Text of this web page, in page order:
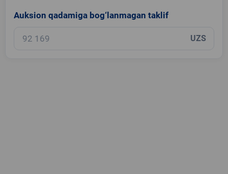
Auksion qadamiga bog‘lanmagan taklif
UZS